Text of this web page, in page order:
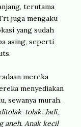
terutama
juga mengaku
yang sudah
asing, seperti
mereka
menyediakan
sewanya murah.
tolak. Jadi,
aneh. Anak kecil